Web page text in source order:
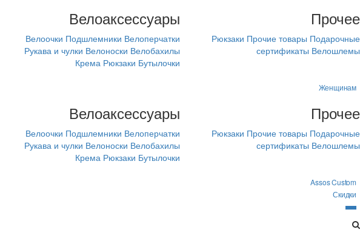
Велоаксессуары
Велоочки Подшлемники Велоперчатки
Рукава и чулки Велоноски Велобахилы
Крема Рюкзаки Бутылочки
Прочее
Рюкзаки Прочие товары Подарочные
сертификаты Велошлемы
Женщинам
Велоаксессуары
Велоочки Подшлемники Велоперчатки
Рукава и чулки Велоноски Велобахилы
Крема Рюкзаки Бутылочки
Прочее
Рюкзаки Прочие товары Подарочные
сертификаты Велошлемы
Assos Custom
Скидки